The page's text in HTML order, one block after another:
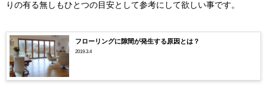
りの有る無しもひとつの目安として参考にして欲しい事です。
フローリングに隙間が発生する原因とは？
2019.3.4